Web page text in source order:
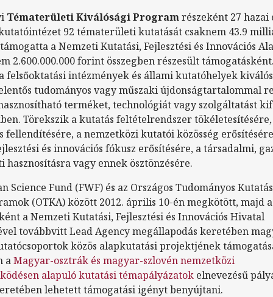
Tématerületi Kiválósági Programrészeként 27 hazai
92 tématerületi kutatását csaknem 43.9
a Nemzeti Kutatási, Fejlesztési és Innovációs
2.600.000.000 forint összegben részesült
felsőoktatási intézmények és állami kutatóhelyek
tudományos vagy műszaki újdonságtartalommal
terméket, technológiát vagy szolgáltatást
Törekszik a kutatás feltételrendszer
fellendítésére, a nemzetközi kutatói közösség
és innovációs fókusz erősítésére, a társadalmi,
hasznosításra vagy ennek ösztönzésére.
Science Fund (FWF) és az Országos Tudományos
(OTKA) között 2012. április 10-én megkötött, majd
a Nemzeti Kutatási, Fejlesztési és Innovációs Hivatal
továbbvitt Lead Agency megállapodás keretében
közös alapkutatási projektjének
aMagyar-osztrák és magyar-szlovén nemzetközi
alapuló kutatási témapályázatokelnevezésű
lehetett támogatási igényt benyújtani.